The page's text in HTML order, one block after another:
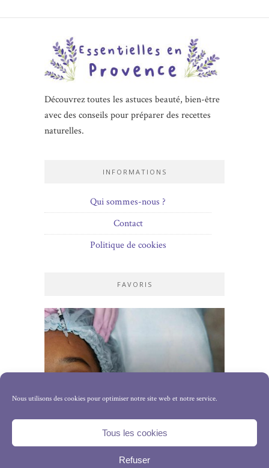
Nous utilisons des cookies pour optimiser notre site web et notre service.
Tous les cookies
Refuser
Découvrez toutes les astuces beauté, bien-être
avec des conseils pour préparer des recettes
naturelles.
INFORMATIONS
Qui sommes-nous ?
Contact
Politique de cookies
FAVORIS
ferme et un visage rajeuni